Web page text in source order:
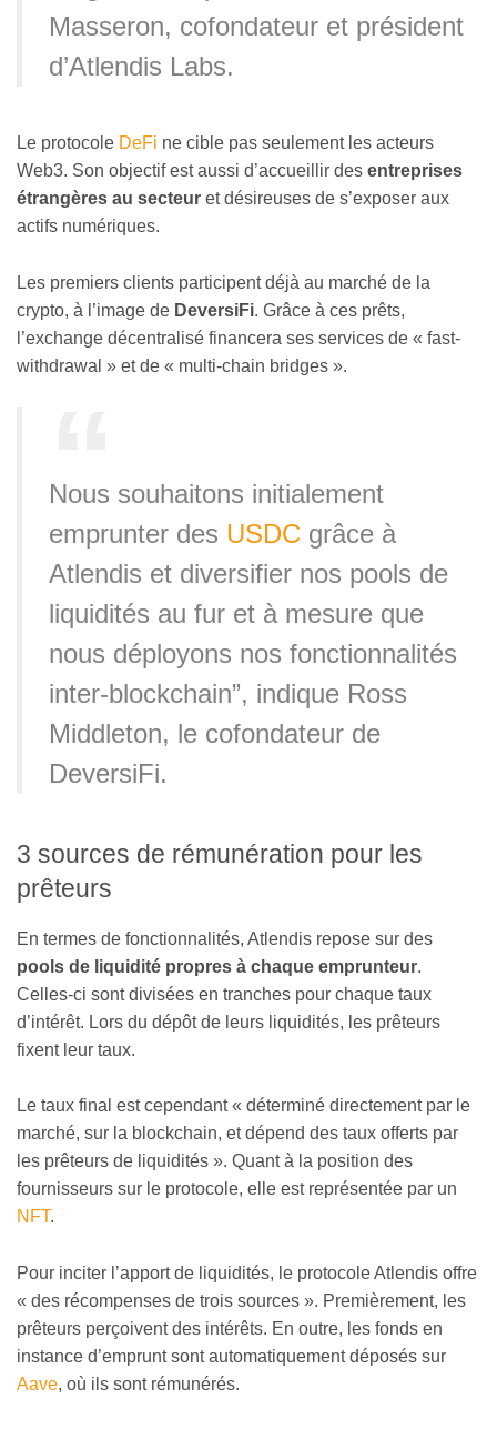
Masseron, cofondateur et président
d’Atlendis Labs.
Le protocole DeFi ne cible pas seulement les acteurs
Web3. Son objectif est aussi d’accueillir des entreprises
étrangères au secteur et désireuses de s’exposer aux
actifs numériques.
Les premiers clients participent déjà au marché de la
crypto, à l’image de DeversiFi. Grâce à ces prêts,
l’exchange décentralisé financera ses services de « fast-
withdrawal » et de « multi-chain bridges ».
Nous souhaitons initialement
emprunter des USDC grâce à
Atlendis et diversifier nos pools de
liquidités au fur et à mesure que
nous déployons nos fonctionnalités
inter-blockchain”, indique Ross
Middleton, le cofondateur de
DeversiFi.
3 sources de rémunération pour les
prêteurs
En termes de fonctionnalités, Atlendis repose sur des
pools de liquidité propres à chaque emprunteur.
Celles-ci sont divisées en tranches pour chaque taux
d’intérêt. Lors du dépôt de leurs liquidités, les prêteurs
fixent leur taux.
Le taux final est cependant « déterminé directement par le
marché, sur la blockchain, et dépend des taux offerts par
les prêteurs de liquidités ». Quant à la position des
fournisseurs sur le protocole, elle est représentée par un
NFT.
Pour inciter l’apport de liquidités, le protocole Atlendis offre
« des récompenses de trois sources ». Premièrement, les
prêteurs perçoivent des intérêts. En outre, les fonds en
instance d’emprunt sont automatiquement déposés sur
Aave, où ils sont rémunérés.